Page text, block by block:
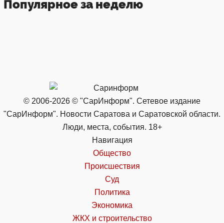
Популярное за неделю
© 2006-2026 © "СарИнформ". Сетевое издание
"СарИнформ". Новости Саратова и Саратовской области.
Люди, места, события. 18+
Навигация
Общество
Происшествия
Суд
Политика
Экономика
ЖКХ и строительство